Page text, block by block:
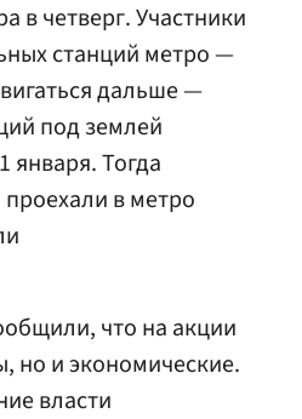
в четверг. Участники
станций метро —
дальше —
под землей
января. Тогда
проехали в метро
что на акции
но и экономические.
власти